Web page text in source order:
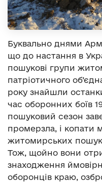
Буквально днями
що до настання в
пошукові групи
патріотичного
року знайшли
час оборонних боїв
пошуковий сезон
промерзла, і
житомирських
Тож, щойно вони
знаходження
оборонців краю,